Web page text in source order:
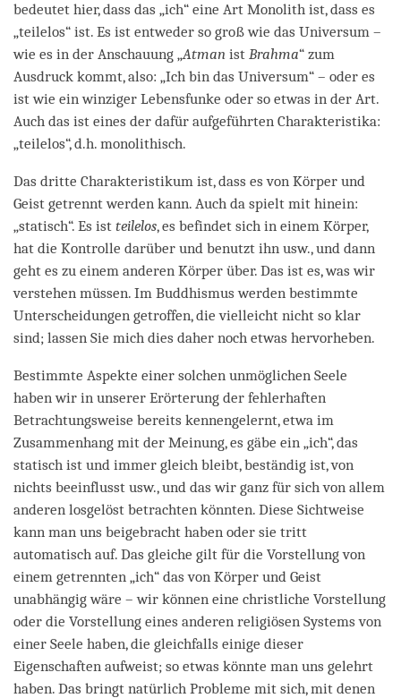
bedeutet hier, dass das „ich“ eine Art Monolith ist, dass es
„teilelos“ ist. Es ist entweder so groß wie das Universum –
wie es in der Anschauung „Atman ist Brahma“ zum
Ausdruck kommt, also: „Ich bin das Universum“ – oder es
ist wie ein winziger Lebensfunke oder so etwas in der Art.
Auch das ist eines der dafür aufgeführten Charakteristika:
„teilelos“, d.h. monolithisch.
Das dritte Charakteristikum ist, dass es von Körper und
Geist getrennt werden kann. Auch da spielt mit hinein:
„statisch“. Es ist teilelos, es befindet sich in einem Körper,
hat die Kontrolle darüber und benutzt ihn usw., und dann
geht es zu einem anderen Körper über. Das ist es, was wir
verstehen müssen. Im Buddhismus werden bestimmte
Unterscheidungen getroffen, die vielleicht nicht so klar
sind; lassen Sie mich dies daher noch etwas hervorheben.
Bestimmte Aspekte einer solchen unmöglichen Seele
haben wir in unserer Erörterung der fehlerhaften
Betrachtungsweise bereits kennengelernt, etwa im
Zusammenhang mit der Meinung, es gäbe ein „ich“, das
statisch ist und immer gleich bleibt, beständig ist, von
nichts beeinflusst usw., und das wir ganz für sich von allem
anderen losgelöst betrachten könnten. Diese Sichtweise
kann man uns beigebracht haben oder sie tritt
automatisch auf. Das gleiche gilt für die Vorstellung von
einem getrennten „ich“ das von Körper und Geist
unabhängig wäre – wir können eine christliche Vorstellung
oder die Vorstellung eines anderen religiösen Systems von
einer Seele haben, die gleichfalls einige dieser
Eigenschaften aufweist; so etwas könnte man uns gelehrt
haben. Das bringt natürlich Probleme mit sich, mit denen